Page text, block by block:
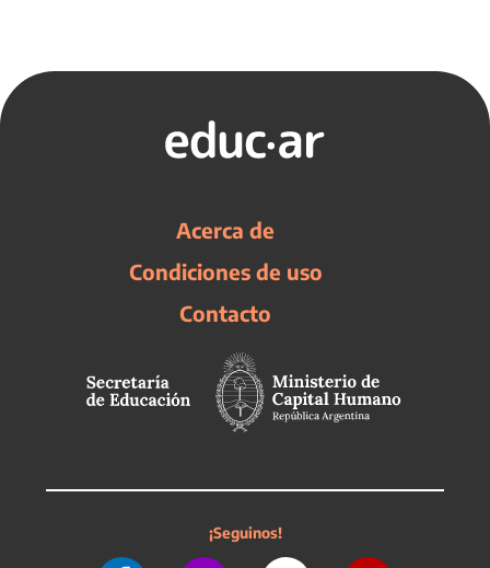
Acerca de
Condiciones de uso
Contacto
¡Seguinos!